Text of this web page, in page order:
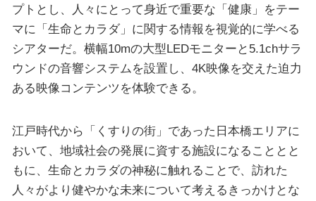
プトとし、人々にとって身近で重要な「健康」をテー
マに「生命とカラダ」に関する情報を視覚的に学べる
シアターだ。横幅10mの大型LEDモニターと5.1chサラ
ウンドの音響システムを設置し、4K映像を交えた迫力
ある映像コンテンツを体験できる。
江戸時代から「くすりの街」であった日本橋エリアに
おいて、地域社会の発展に資する施設になることとと
もに、生命とカラダの神秘に触れることで、訪れた
人々がより健やかな未来について考えるきっかけとな